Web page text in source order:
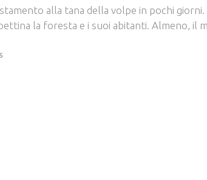
alla tana della volpe in pochi
la foresta e i suoi abitanti. Almeno, il